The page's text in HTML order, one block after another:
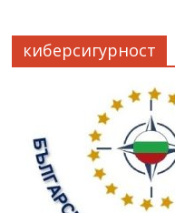
киберсигурност